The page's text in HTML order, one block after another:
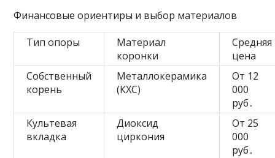
Финансовые ориентиры и выбор материалов
Тип опоры
Материал
коронки
Средняя
цена
Собственный
корень
Металлокерамика
(КХС)
От 12
000
руб․
Культевая
вкладка
Диоксид
циркония
От 25
000
руб․